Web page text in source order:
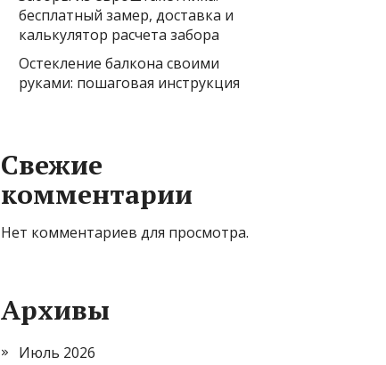
бесплатный замер, доставка и
калькулятор расчета забора
Остекление балкона своими
руками: пошаговая инструкция
Свежие
комментарии
Нет комментариев для просмотра.
Архивы
Июль 2026